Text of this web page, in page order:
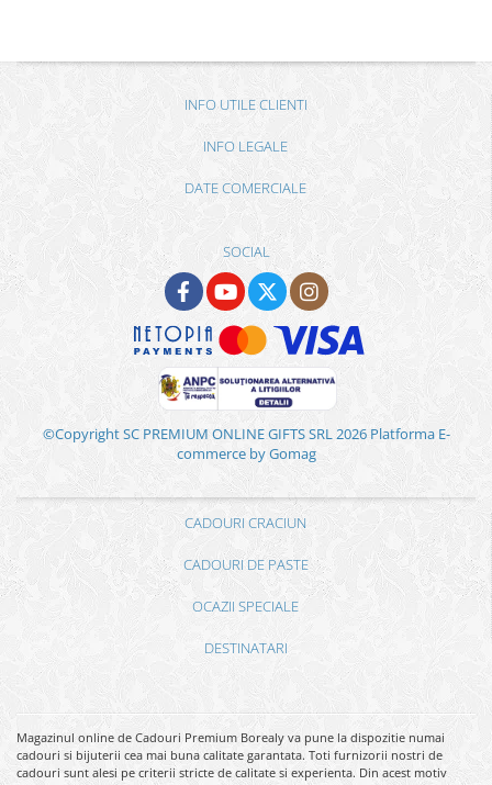
INFO UTILE CLIENTI
INFO LEGALE
DATE COMERCIALE
SOCIAL
©Copyright SC PREMIUM ONLINE GIFTS SRL 2026 Platforma E-
commerce by Gomag
CADOURI CRACIUN
CADOURI DE PASTE
OCAZII SPECIALE
DESTINATARI
Magazinul online de Cadouri Premium Borealy va pune la dispozitie numai
cadouri si bijuterii cea mai buna calitate garantata. Toti furnizorii nostri de
cadouri sunt alesi pe criterii stricte de calitate si experienta. Din acest motiv